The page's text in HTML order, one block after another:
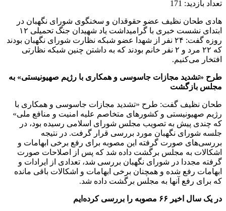
تعداد بازدید: 171
هادی طحان نظیف عضو حقوقدان و سخنگوی شورای نگهبان در
ابتدای نشست خبری با گرامیداشت یاد شهیدان جنگ تحمیلی ۱۲
روزه گفت: ۲۴ نفر از شهدا عضو شبکه نظارت شورای نگهبان بودند
که ۲۲ مرد و ۲ نفر خانم بودند که به داشتن چنین شبکه نظارتی
افتخار می‌کنیم.
طرح «تشدید مجازات جاسوسی و همکاری با رژیم صهیونیستی» به
مجلس بازگشت
طحان نظیف گفت: طرح «تشدید مجازات جاسوسی و همکاری با
رژیم صهیونیستی و کشور‌های متخاصم علیه امنیت و منافع ملی»
که چندی پیش به تصویب مجلس شورای اسلامی رسیده بود، در
جلسه شورای نگهبان مورد بررسی قرار گرفت. در نتیجه
بررسی‌های صورت گرفته این مصوبه برای رفع برخی ابهامات و
اشکالات به مجلس برگشت داده شد که پس از اصلاحات صورت
گرفته مجددا در شورای نگهبان بررسی شد، تعدادی از ایرادات و
ابهامات رفع شده و همچنان برخی ابهامات و اشکالات باقی مانده
که برای رفع آنها به مجلس برگشت داده شد.
در یک سال اخیر ۶۶ مصوبه را بررسی کرده‌ایم